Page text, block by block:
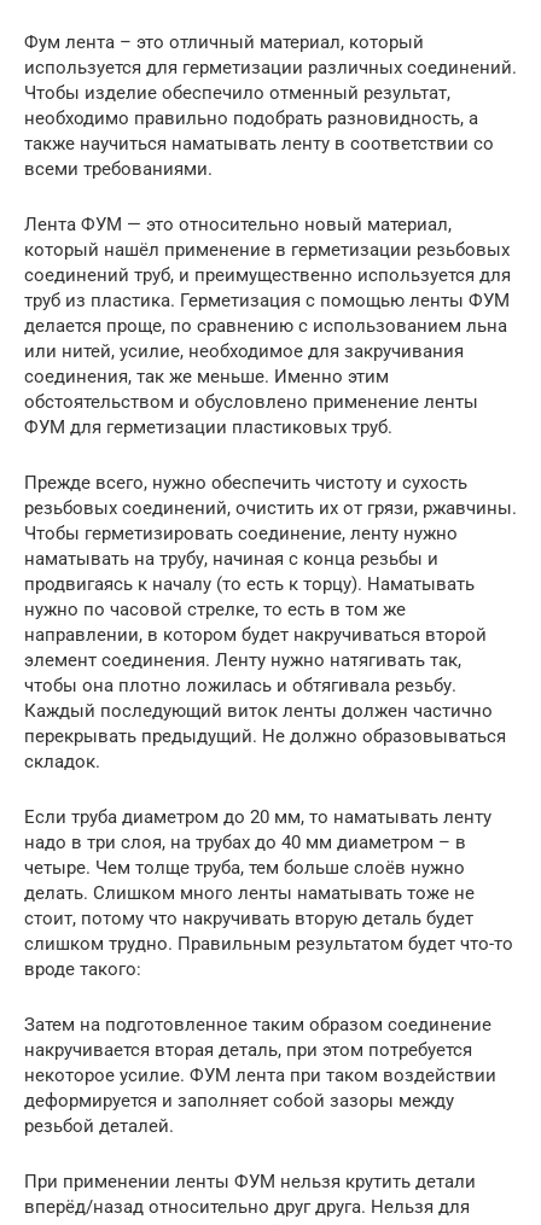
Фум лента – это отличный материал, который
используется для герметизации различных соединений.
Чтобы изделие обеспечило отменный результат,
необходимо правильно подобрать разновидность, а
также научиться наматывать ленту в соответствии со
всеми требованиями.
Лента ФУМ — это относительно новый материал,
который нашёл применение в герметизации резьбовых
соединений труб, и преимущественно используется для
труб из пластика. Герметизация с помощью ленты ФУМ
делается проще, по сравнению с использованием льна
или нитей, усилие, необходимое для закручивания
соединения, так же меньше. Именно этим
обстоятельством и обусловлено применение ленты
ФУМ для герметизации пластиковых труб.
Прежде всего, нужно обеспечить чистоту и сухость
резьбовых соединений, очистить их от грязи, ржавчины.
Чтобы герметизировать соединение, ленту нужно
наматывать на трубу, начиная с конца резьбы и
продвигаясь к началу (то есть к торцу). Наматывать
нужно по часовой стрелке, то есть в том же
направлении, в котором будет накручиваться второй
элемент соединения. Ленту нужно натягивать так,
чтобы она плотно ложилась и обтягивала резьбу.
Каждый последующий виток ленты должен частично
перекрывать предыдущий. Не должно образовываться
складок.
Если труба диаметром до 20 мм, то наматывать ленту
надо в три слоя, на трубах до 40 мм диаметром – в
четыре. Чем толще труба, тем больше слоёв нужно
делать. Слишком много ленты наматывать тоже не
стоит, потому что накручивать вторую деталь будет
слишком трудно. Правильным результатом будет что-то
вроде такого:
Затем на подготовленное таким образом соединение
накручивается вторая деталь, при этом потребуется
некоторое усилие. ФУМ лента при таком воздействии
деформируется и заполняет собой зазоры между
резьбой деталей.
При применении ленты ФУМ нельзя крутить детали
вперёд/назад относительно друг друга. Нельзя для